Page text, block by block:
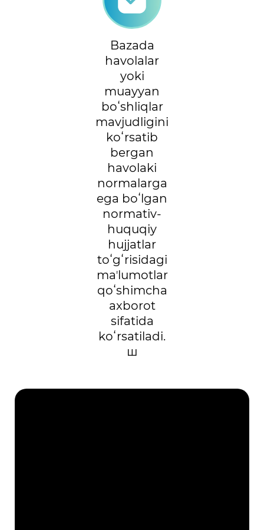
Bazada
havolalar
yoki
muayyan
boʻshliqlar
mavjudligini
koʻrsatib
bergan
havolaki
normalarga
ega boʻlgan
normativ-
huquqiy
hujjatlar
toʻgʻrisidagi
maʼlumotlar
qoʻshimcha
axborot
sifatida
koʻrsatiladi.
ш